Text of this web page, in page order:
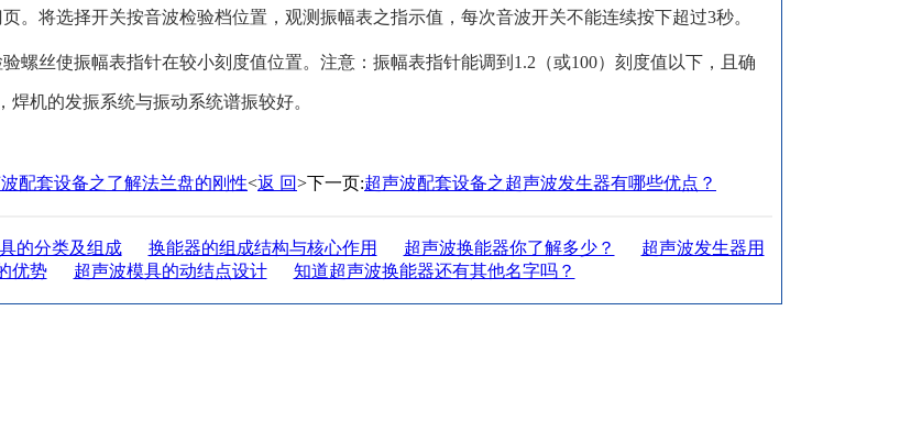
。将选择开关按音波检验档位置，观测振幅表之指示值，每次音波开关不能连续按下超过3秒。
螺丝使振幅表指针在较小刻度值位置。注意：振幅表指针能调到1.2（或100）刻度值以下，且确
焊机的发振系统与振动系统谱振较好。
配套设备之了解法兰盘的刚性<返 回>下一页:超声波配套设备之超声波发生器有哪些优点？
的分类及组成 换能器的组成结构与核心作用 超声波换能器你了解多少？
超声波发生器用
优势
超声波模具的动结点设计 知道超声波换能器还有其他名字吗？